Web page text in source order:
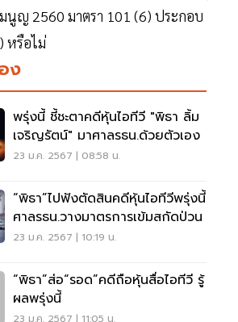
มนูญ 2560 มาตรา 101 (6) ประกอบ
หรือไม่
ง
พรุ่งนี้ ชี้ชะตาคดีหุ้นไอทีวี "พิธา ลิ้ม
เจริญรัตน์" มาศาลรธน.ด้วยตัวเอง
23 ม.ค. 2567 | 08:58 น.
“พิธา”ไปฟังตัดสินคดีหุ้นไอทีวีพรุ่งนี้
ศาลรธน.วางมาตรการเข้มสกัดป่วน
23 ม.ค. 2567 | 10:19 น.
“พิธา”ส่อ“รอด”คดีถือหุ้นสื่อไอทีวี รู้
ผลพรุ่งนี้
23 ม.ค. 2567 | 11:05 น.